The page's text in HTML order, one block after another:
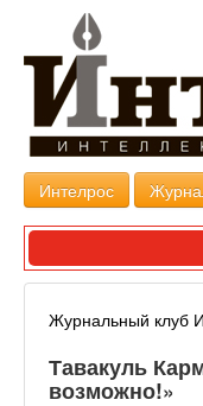
Интелрос
Журнальный клуб
Тавакуль
возможно!»